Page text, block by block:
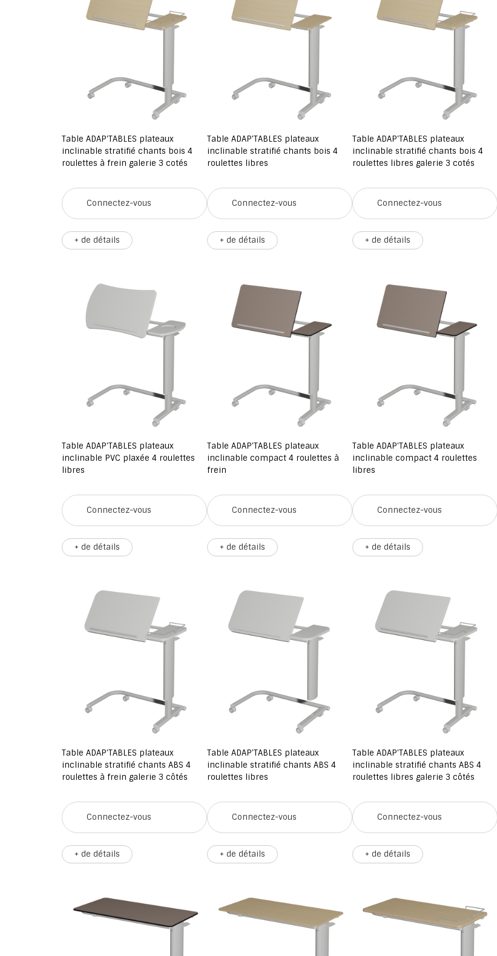
Table ADAP'TABLES plateaux
inclinable stratifié chants bois 4
roulettes à frein galerie 3 cotés
Connectez-vous
+ de détails
Table ADAP'TABLES plateaux
inclinable stratifié chants bois 4
roulettes libres
Connectez-vous
+ de détails
Table ADAP'TABLES plateaux
inclinable stratifié chants bois 4
roulettes libres galerie 3 cotés
Connectez-vous
+ de détails
Table ADAP'TABLES plateaux
inclinable PVC plaxée 4 roulettes
libres
Connectez-vous
+ de détails
Table ADAP'TABLES plateaux
inclinable compact 4 roulettes à
frein
Connectez-vous
+ de détails
Table ADAP'TABLES plateaux
inclinable compact 4 roulettes
libres
Connectez-vous
+ de détails
Table ADAP'TABLES plateaux
inclinable stratifié chants ABS 4
roulettes à frein galerie 3 côtés
Connectez-vous
+ de détails
Table ADAP'TABLES plateaux
inclinable stratifié chants ABS 4
roulettes libres
Connectez-vous
+ de détails
Table ADAP'TABLES plateaux
inclinable stratifié chants ABS 4
roulettes libres galerie 3 côtés
Connectez-vous
+ de détails